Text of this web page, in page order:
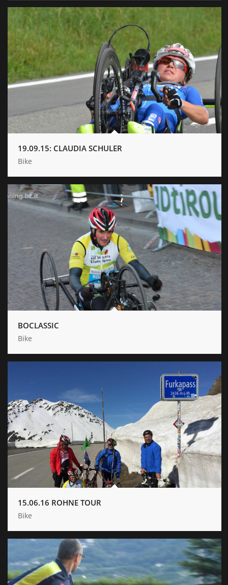
19.09.15: CLAUDIA SCHULER
Bike
BOCLASSIC
Bike
15.06.16 ROHNE TOUR
Bike